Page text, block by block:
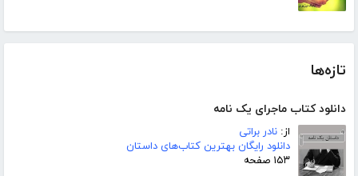
تازه‌ها
دانلود کتاب ماجرای یک نامه
از: نادر براتی
دانلود رایگان بهترین کتاب‌های داستان
۱۵۳ صفحه